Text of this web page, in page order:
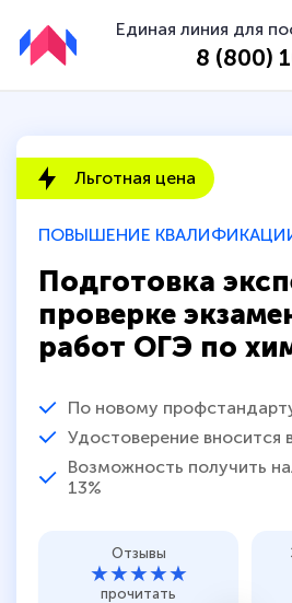
Единая линия для
8 (800)
ПОВЫШЕНИЕ
Подготовка
проверке
работ ОГЭ по
По новому
Удостоверение
Возможность получить
13%
Льготная цена
Отзывы
★★★★★
прочитать